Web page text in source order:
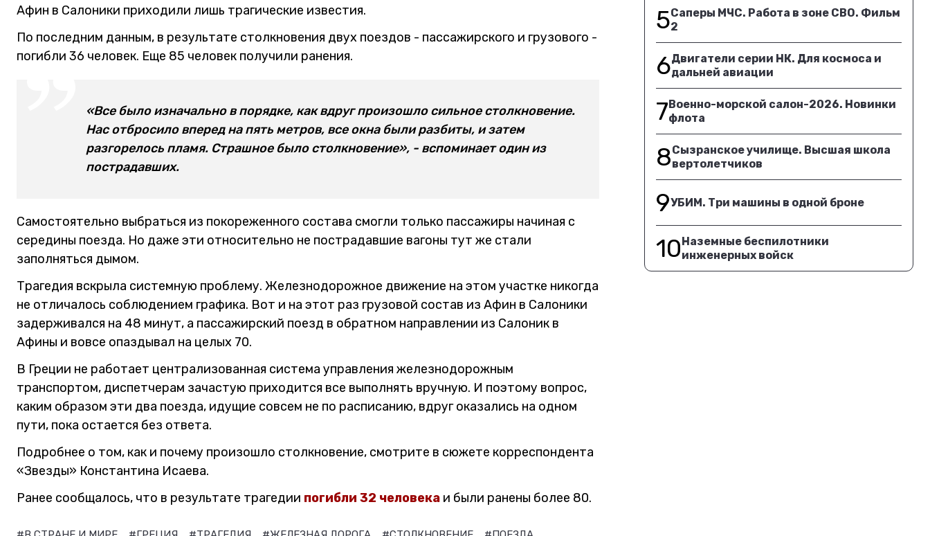
Афин в Салоники приходили лишь трагические известия.
По последним данным, в результате столкновения двух поездов - пассажирского и грузового -
погибли 36 человек. Еще 85 человек получили ранения.
«Все было изначально в порядке, как вдруг произошло сильное столкновение.
Нас отбросило вперед на пять метров, все окна были разбиты, и затем
разгорелось пламя. Страшное было столкновение», - вспоминает один из
пострадавших.
Самостоятельно выбраться из покореженного состава смогли только пассажиры начиная с
середины поезда. Но даже эти относительно не пострадавшие вагоны тут же стали
заполняться дымом.
Трагедия вскрыла системную проблему. Железнодорожное движение на этом участке никогда
не отличалось соблюдением графика. Вот и на этот раз грузовой состав из Афин в Салоники
задерживался на 48 минут, а пассажирский поезд в обратном направлении из Салоник в
Афины и вовсе опаздывал на целых 70.
В Греции не работает централизованная система управления железнодорожным
транспортом, диспетчерам зачастую приходится все выполнять вручную. И поэтому вопрос,
каким образом эти два поезда, идущие совсем не по расписанию, вдруг оказались на одном
пути, пока остается без ответа.
Подробнее о том, как и почему произошло столкновение, смотрите в сюжете корреспондента
«Звезды» Константина Исаева.
Ранее сообщалось, что в результате трагедии погибли 32 человека и были ранены более 80.
5Саперы МЧС. Работа в зоне СВО. Фильм
2
6Двигатели серии НК. Для космоса и
дальней авиации
7Военно-морской салон-2026. Новинки
флота
8Сызранское училище. Высшая школа
вертолетчиков
9УБИМ. Три машины в одной броне
10Наземные беспилотники
инженерных войск